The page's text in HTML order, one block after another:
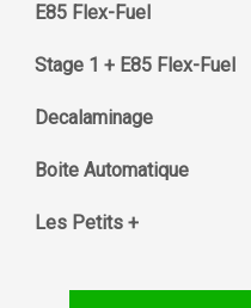
E85 Flex-Fuel
Stage 1 + E85 Flex-Fuel
Decalaminage
Boite Automatique
Les Petits +